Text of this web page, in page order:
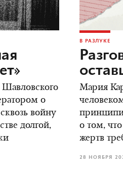
Шавловского
о
войну
долгой,
В РАЗЛУКЕ
Мария
о том,
жертв
28 НОЯБРЯ